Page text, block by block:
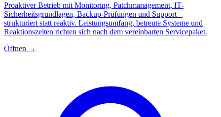
Proaktiver Betrieb mit Monitoring, Patchmanagement, IT-
Sicherheitsgrundlagen, Backup-Prüfungen und Support –
strukturiert statt reaktiv. Leistungsumfang, betreute Systeme und
Reaktionszeiten richten sich nach dem vereinbarten Servicepaket.
Öffnen →